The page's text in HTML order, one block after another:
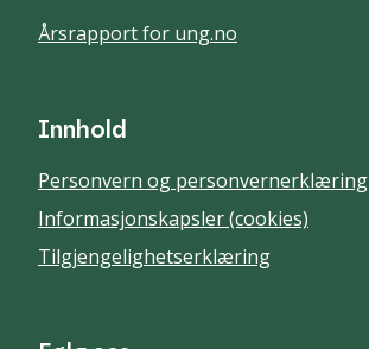
Årsrapport for ung.no
Innhold
Personvern og personvernerklæring
Informasjonskapsler (cookies)
Tilgjengelighetserklæring